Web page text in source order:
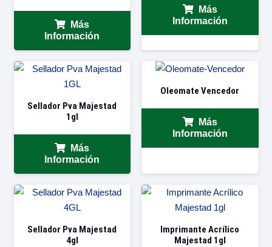
Más
Información
Más
Información
Sellador Pva Majestad
1gl
Más
Información
Oleomate Vencedor
Más
Información
Sellador Pva Majestad
4gl
Imprimante Acrílico
Majestad 1gl